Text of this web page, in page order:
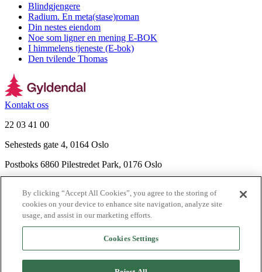
Blindgjengere
Radium. En meta(stase)roman
Din nestes eiendom
Noe som ligner en mening E-BOK
I himmelens tjeneste (E-bok)
Den tvilende Thomas
Kontakt oss
22 03 41 00
Sehesteds gate 4, 0164 Oslo
Postboks 6860 Pilestredet Park, 0176 Oslo
Nyhetsbrev
Ledige stillinger
Send inn manus
By clicking “Accept All Cookies”, you agree to the storing of
cookies on your device to enhance site navigation, analyze site
usage, and assist in our marketing efforts.
Cookies Settings